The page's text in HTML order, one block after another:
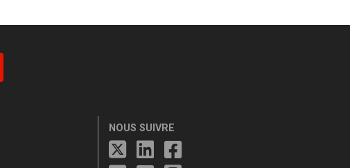
NOUS SUIVRE